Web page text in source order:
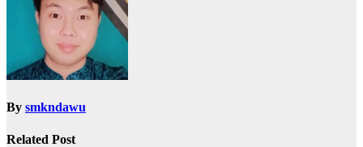
By smkndawu
Related Post